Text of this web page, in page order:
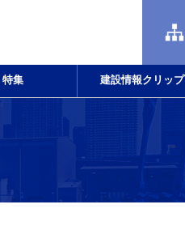
特集 建設情報クリップ